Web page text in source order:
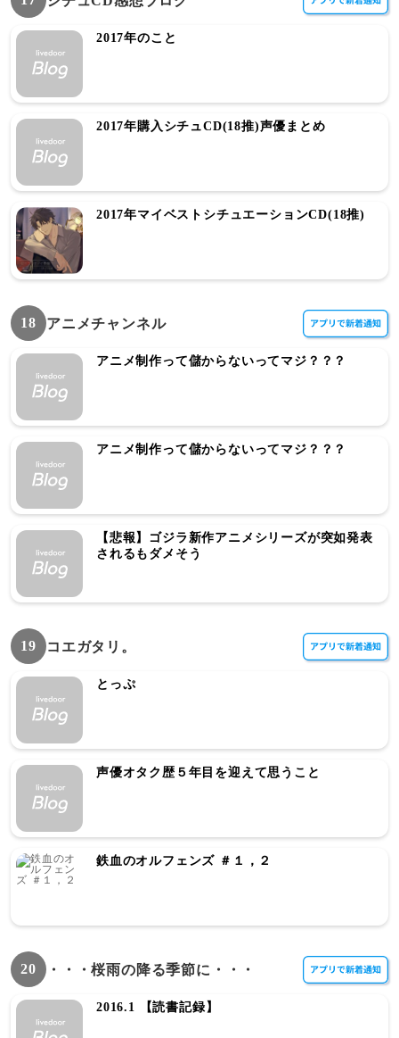
2017年のこと
2017年購入シチュCD(18推)声優まとめ
2017年マイベストシチュエーションCD(18推)
18 アニメチャンネル
アニメ制作って儲からないってマジ？？？
アニメ制作って儲からないってマジ？？？
【悲報】ゴジラ新作アニメシリーズが突如発表
されるもダメそう
19 コエガタリ。
とっぷ
声優オタク歴５年目を迎えて思うこと
鉄血のオルフェンズ ＃１，２
20 ・・・桜雨の降る季節に・・・
2016.1 【読書記録】